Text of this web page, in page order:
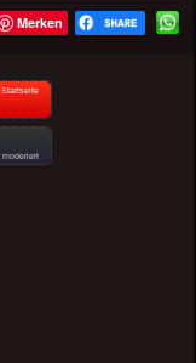
Merken
Startseite
moderiert